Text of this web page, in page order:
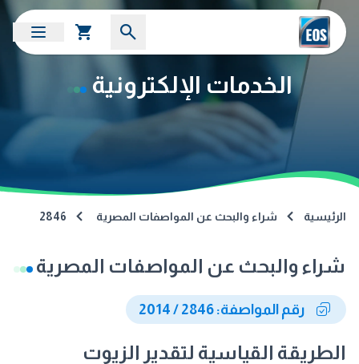
الخدمات الإلكترونية
الرئيسية شراء والبحث عن المواصفات المصرية 2846
شراء والبحث عن المواصفات المصرية
رقم المواصفة: 2846 / 2014
الطريقة القياسية لتقدير الزيوت